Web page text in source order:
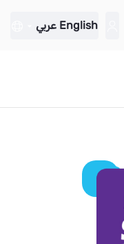
English عربي